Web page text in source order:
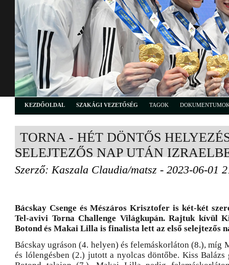
KEZDŐOLDAL SZAKÁGI VEZETŐSÉG TAGOK
TORNA - HÉT DÖNTŐS
SELEJTEZŐS NAP UTÁN
Szerző: Kaszala Claudia/matsz - 2023-06-01
Bácskay Csenge és Mészáros Krisztofer is két-két
Tel-avivi Torna Challenge Világkupán. Rajtuk kívül
Botond és Makai Lilla is finalista lett az első selejtezős
Bácskay ugráson (4. helyen) és felemáskorláton (8.), míg
és lólengésben (2.) jutott a nyolcas döntőbe. Kiss